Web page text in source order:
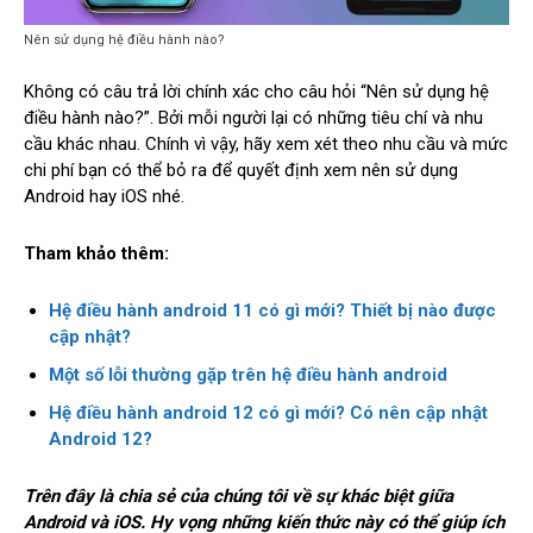
Nên sử dụng hệ điều hành nào?
Không có câu trả lời chính xác cho câu hỏi “Nên sử dụng hệ
điều hành nào?”. Bởi mỗi người lại có những tiêu chí và nhu
cầu khác nhau. Chính vì vậy, hãy xem xét theo nhu cầu và mức
chi phí bạn có thể bỏ ra để quyết định xem nên sử dụng
Android hay iOS nhé.
Tham khảo thêm:
Hệ điều hành android 11 có gì mới? Thiết bị nào được
cập nhật?
Một số lỗi thường gặp trên hệ điều hành android
Hệ điều hành android 12 có gì mới? Có nên cập nhật
Android 12?
Trên đây là chia sẻ của chúng tôi về sự khác biệt giữa
Android và iOS. Hy vọng những kiến thức này có thể giúp ích